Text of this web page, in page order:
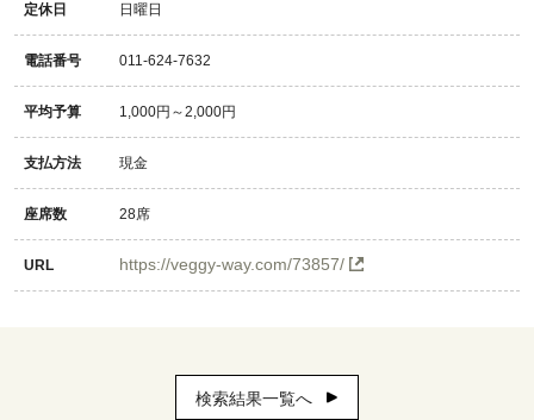
定休日 日曜日
電話番号 011-624-7632
平均予算 1,000円～2,000円
支払方法 現金
座席数 28席
URL https://veggy-way.com/73857/
検索結果一覧へ